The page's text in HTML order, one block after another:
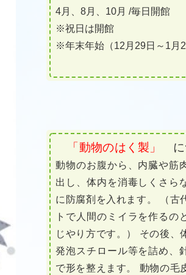
4月、8月、10月 /毎日開館
※祝日は開館
※年末年始（12月29日～1月2
「動物のはく製」
動物のお腹から、内臓や筋
出し、体内を消毒しくさら
に防腐剤を入れます。 （古
トで人間のミイラを作るの
じやり方です。） その後、
発泡スチロール等を詰め、
で形を整えます。 動物の毛